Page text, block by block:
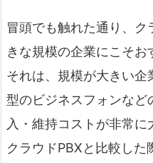
冒頭でも触れた通り、
きな規模の企業にこそお
それは、規模が大きい
型のビジネスフォンな
入・維持コストが非常に
クラウドPBXと比較し